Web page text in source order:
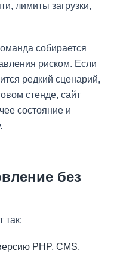
лимиты загрузки,
собирается
риском. Если
редкий сценарий,
стенде, сайт
состояние и
без
так:
PHP, CMS,